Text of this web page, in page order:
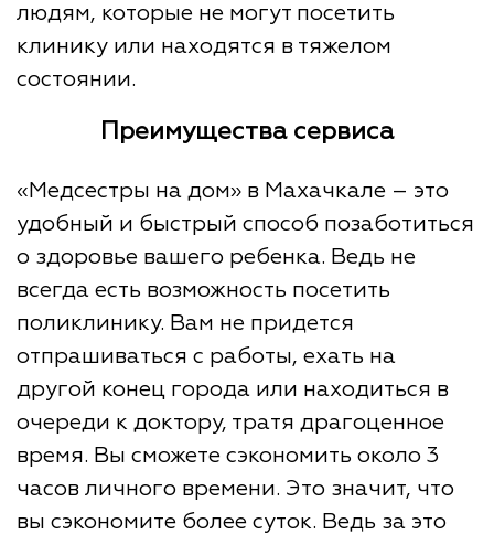
людям, которые не могут посетить
клинику или находятся в тяжелом
состоянии.
Преимущества сервиса
«Медсестры на дом» в Махачкале – это
удобный и быстрый способ позаботиться
о здоровье вашего ребенка. Ведь не
всегда есть возможность посетить
поликлинику. Вам не придется
отпрашиваться с работы, ехать на
другой конец города или находиться в
очереди к доктору, тратя драгоценное
время. Вы сможете сэкономить около 3
часов личного времени. Это значит, что
вы сэкономите более суток. Ведь за это